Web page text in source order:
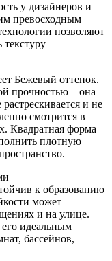
у дизайнеров и
превосходным
позволяют
текстуру
Бежевый оттенок.
прочностью – она
и не
смотрится в
Квадратная форма
плотную
к образованию
может
и на улице.
его идеальным
бассейнов,